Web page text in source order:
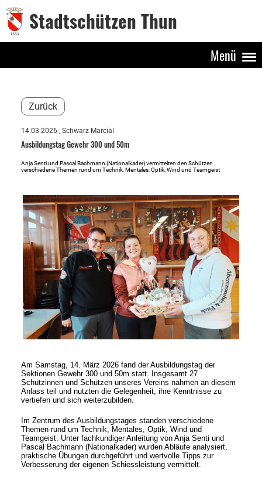
Stadtschützen Thun
Menü
Zurück
14.03.2026 , Schwarz Marcial
Ausbildungstag Gewehr 300 und 50m
Anja Senti und Pascal Bachmann (Nationalkader) vermittelten den Schützen
verschiedene Themen rund um Technik, Mentales, Optik, Wind und Teamgeist
Am Samstag, 14. März 2026 fand der Ausbildungstag der
Sektionen Gewehr 300 und 50m statt. Insgesamt 27
Schützinnen und Schützen unseres Vereins nahmen an diesem
Anlass teil und nutzten die Gelegenheit, ihre Kenntnisse zu
vertiefen und sich weiterzubilden.
Im Zentrum des Ausbildungstages standen verschiedene
Themen rund um Technik, Mentales, Optik, Wind und
Teamgeist. Unter fachkundiger Anleitung von Anja Senti und
Pascal Bachmann (Nationalkader) wurden Abläufe analysiert,
praktische Übungen durchgeführt und wertvolle Tipps zur
Verbesserung der eigenen Schiessleistung vermittelt.